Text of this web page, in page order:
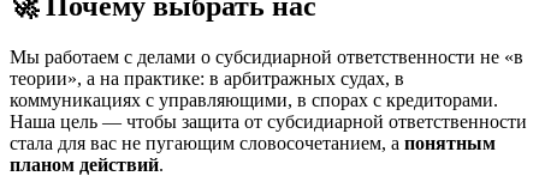
Мы работаем с делами о субсидиарной ответственности не «в
теории», а на практике: в арбитражных судах, в
коммуникациях с управляющими, в спорах с кредиторами.
Наша цель — чтобы защита от субсидиарной ответственности
стала для вас не пугающим словосочетанием, а понятным
планом действий.